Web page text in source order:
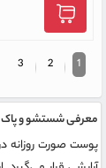
معرفی شستشو و
پوست صورت روزانه